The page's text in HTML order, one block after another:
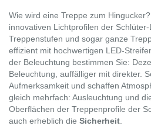
Wie wird eine Treppe zum
innovativen Lichtprofilen der
Treppenstufen und sogar ganze
effizient mit hochwertigen LED-
der Beleuchtung bestimmen Sie:
Beleuchtung, auffälliger mit direkter.
Aufmerksamkeit und schaffen
gleich mehrfach: Ausleuchtung und
Oberflächen der Treppenprofile der
auch erheblich die Sicherheit